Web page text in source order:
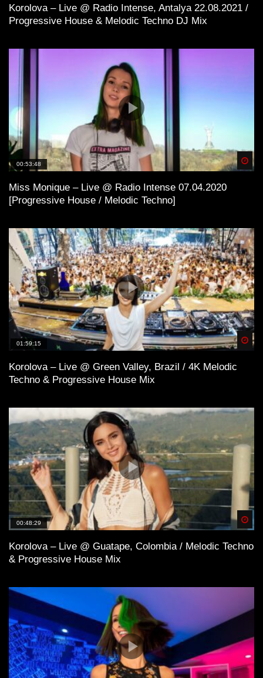
Korolova – Live @ Radio Intense, Antalya 22.08.2021 /
Progressive House & Melodic Techno DJ Mix
00:53:48
Miss Monique – Live @ Radio Intense 07.04.2020
[Progressive House / Melodic Techno]
01:59:15
Korolova – Live @ Green Valley, Brazil / 4K Melodic
Techno & Progressive House Mix
00:48:29
Korolova – Live @ Guatape, Colombia / Melodic Techno
& Progressive House Mix